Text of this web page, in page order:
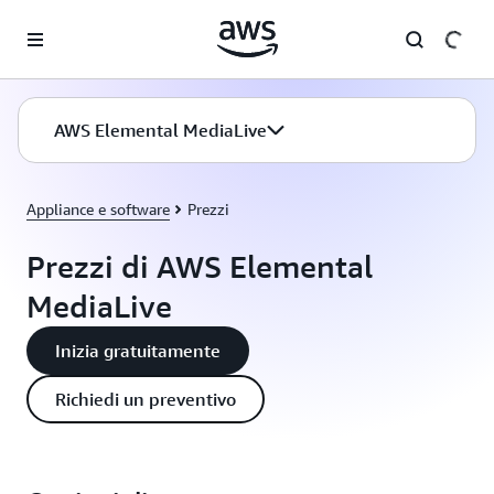
AWS Elemental MediaLive
Appliance e software Prezzi
Prezzi di AWS Elemental
MediaLive
Inizia gratuitamente
Richiedi un preventivo